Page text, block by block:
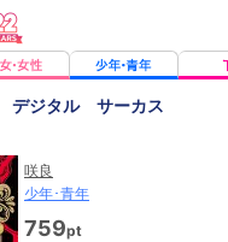
デジタル サーカス
咲良
少年･青年
759pt